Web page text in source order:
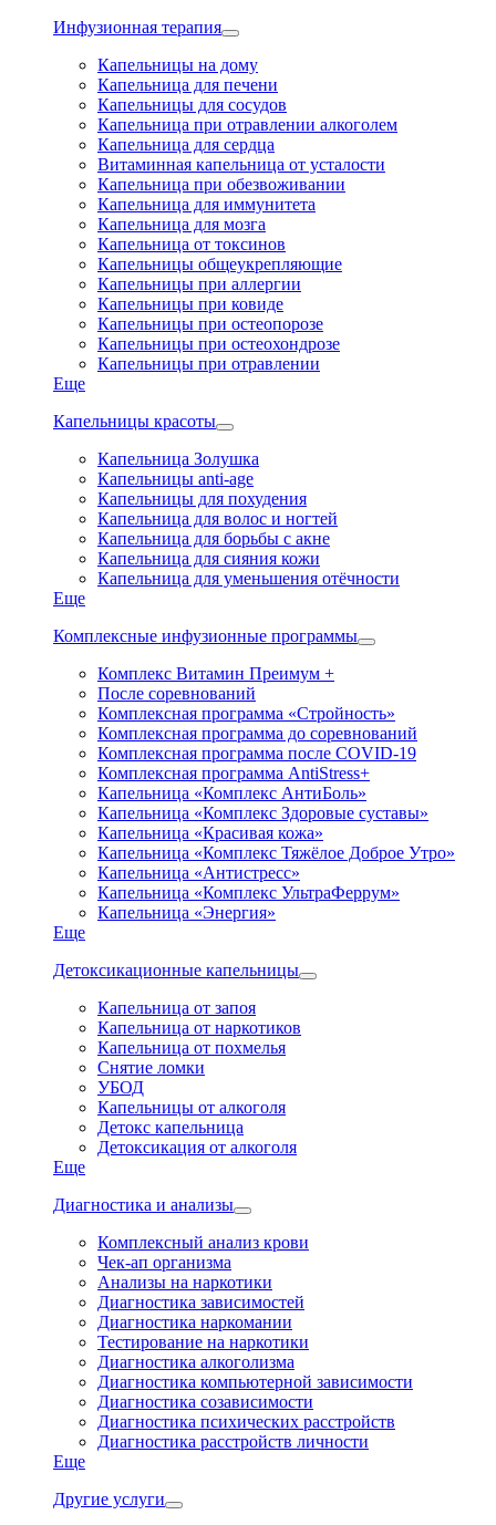
Инфузионная терапия
Капельницы на дому
Капельница для печени
Капельницы для сосудов
Капельница при отравлении алкоголем
Капельница для сердца
Витаминная капельница от усталости
Капельница при обезвоживании
Капельница для иммунитета
Капельница для мозга
Капельница от токсинов
Капельницы общеукрепляющие
Капельницы при аллергии
Капельницы при ковиде
Капельницы при остеопорозе
Капельницы при остеохондрозе
Капельницы при отравлении
Еще
Капельницы красоты
Капельница Золушка
Капельницы anti-age
Капельницы для похудения
Капельница для волос и ногтей
Капельница для борьбы с акне
Капельница для сияния кожи
Капельница для уменьшения отёчности
Еще
Комплексные инфузионные программы
Комплекс Витамин Преимум +
После соревнований
Комплексная программа «Стройность»
Комплексная программа до соревнований
Комплексная программа после COVID-19
Комплексная программа AntiStress+
Капельница «Комплекс АнтиБоль»
Капельница «Комплекс Здоровые суставы»
Капельница «Красивая кожа»
Капельница «Комплекс Тяжёлое Доброе Утро»
Капельница «Антистресс»
Капельница «Комплекс УльтраФеррум»
Капельница «Энергия»
Еще
Детоксикационные капельницы
Капельница от запоя
Капельница от наркотиков
Капельница от похмелья
Снятие ломки
УБОД
Капельницы от алкоголя
Детокс капельница
Детоксикация от алкоголя
Еще
Диагностика и анализы
Комплексный анализ крови
Чек-ап организма
Анализы на наркотики
Диагностика зависимостей
Диагностика наркомании
Тестирование на наркотики
Диагностика алкоголизма
Диагностика компьютерной зависимости
Диагностика созависимости
Диагностика психических расстройств
Диагностика расстройств личности
Еще
Другие услуги